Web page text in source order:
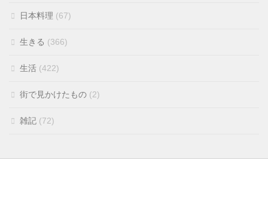
日本料理 (67)
生きる (366)
生活 (422)
街で見かけたもの (2)
雑記 (72)